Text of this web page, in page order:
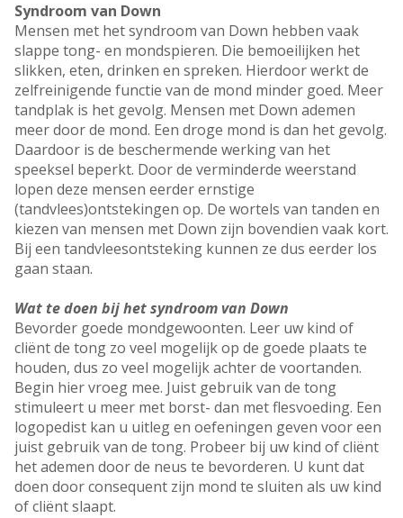
Syndroom van Down
Mensen met het syndroom van Down hebben vaak
slappe tong- en mondspieren. Die bemoeilijken het
slikken, eten, drinken en spreken. Hierdoor werkt de
zelfreinigende functie van de mond minder goed. Meer
tandplak is het gevolg. Mensen met Down ademen
meer door de mond. Een droge mond is dan het gevolg.
Daardoor is de beschermende werking van het
speeksel beperkt. Door de verminderde weerstand
lopen deze mensen eerder ernstige
(tandvlees)ontstekingen op. De wortels van tanden en
kiezen van mensen met Down zijn bovendien vaak kort.
Bij een tandvleesontsteking kunnen ze dus eerder los
gaan staan.
Wat te doen bij het syndroom van Down
Bevorder goede mondgewoonten. Leer uw kind of
cliënt de tong zo veel mogelijk op de goede plaats te
houden, dus zo veel mogelijk achter de voortanden.
Begin hier vroeg mee. Juist gebruik van de tong
stimuleert u meer met borst- dan met flesvoeding. Een
logopedist kan u uitleg en oefeningen geven voor een
juist gebruik van de tong. Probeer bij uw kind of cliënt
het ademen door de neus te bevorderen. U kunt dat
doen door consequent zijn mond te sluiten als uw kind
of cliënt slaapt.